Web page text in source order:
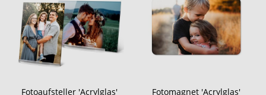
Fotoaufsteller 'Acrylglas' Fotomagnet 'Acrylglas'